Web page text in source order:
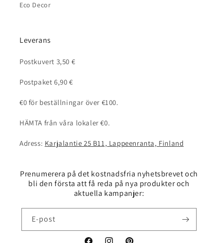
Eco Decor
Leverans
Postkuvert 3,50 €
Postpaket 6,90 €
€0 för beställningar över €100.
HÄMTA från våra lokaler €0.
Adress: Karjalantie 25 B11, Lappeenranta, Finland
Prenumerera på det kostnadsfria nyhetsbrevet och
bli den första att få reda på nya produkter och
aktuella kampanjer:
E-post